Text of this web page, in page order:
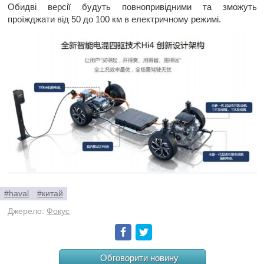
Обидві версії будуть повнопривідними та зможуть
проїжджати від 50 до 100 км в електричному режимі.
#haval
#китай
Джерело: Фокус
Facebook
Обговорити новину